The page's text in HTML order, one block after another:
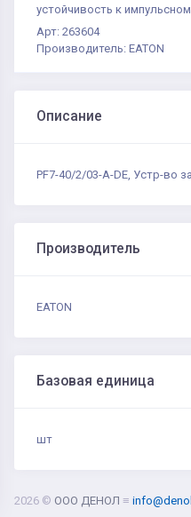
устойчивость к
Арт: 263604
Производитель: EATON
Описание
PF7-40/2/03-A-DE, Устр-во
Производитель
EATON
Базовая единица
шт
2026 © ООО ДЕНОЛ ≡